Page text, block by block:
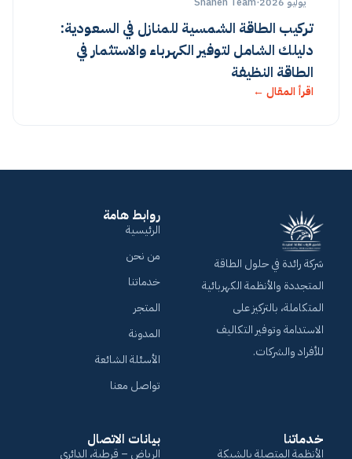
تركيب الطاقة الشمسية للمنازل في السعودية:
دليلك الشامل لتوفير الكهرباء والاستثمار في
الطاقة النظيفة
اقرأ المقال ←
شركة رائدة في حلول الطاقة
المتجددة والأنظمة الكهربائية
المتكاملة، بالتركيز على
الاستدامة وتوفير التكاليف
للأفراد والشركات.
روابط هامة
الرئيسية
من نحن
خدماتنا
المتجر
المدونة
الأسئلة الشائعة
تواصل معنا
خدماتنا
الأنظمة المتصلة بالشبكة
بيانات الاتصال
الرياض – قرطبة، الدائري